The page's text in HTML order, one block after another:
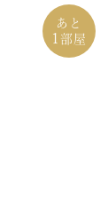
あと
1 部屋